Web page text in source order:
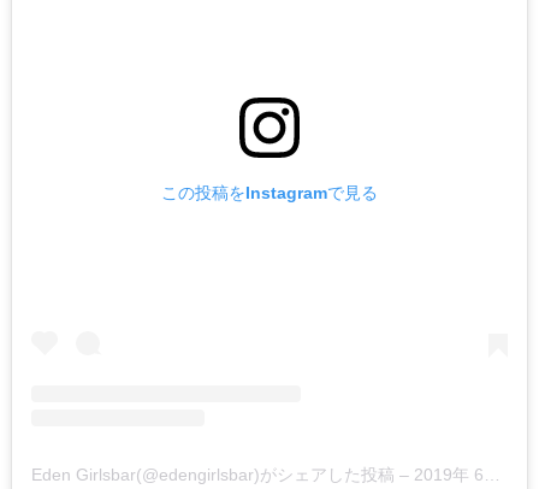
この投稿をInstagramで見る
Eden Girlsbar(@edengirlsbar)がシェアした投稿 – 2019年 6月月28日午前7時29分PDT